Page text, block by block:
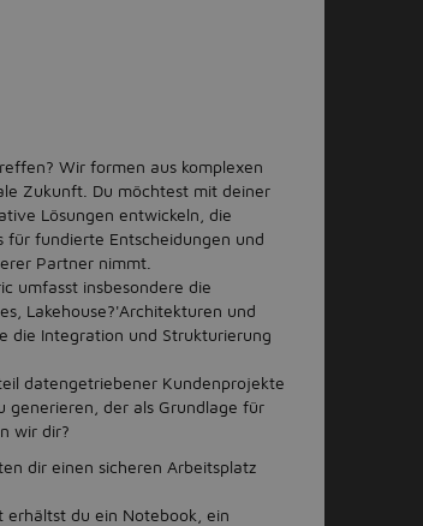
Wir formen aus komplexen
Zukunft. Du möchtest mit deiner
Lösungen entwickeln, die
für fundierte Entscheidungen und
Partner nimmt.
umfasst insbesondere die
Lakehouse?'Architekturen und
die Integration und Strukturierung
datengetriebener Kundenprojekte
generieren, der als Grundlage für
wir dir?
dir einen sicheren Arbeitsplatz
du ein Notebook, ein